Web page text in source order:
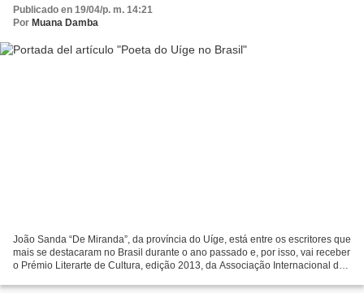
Publicado en 19/04/p. m. 14:21
Por Muana Damba
João Sanda “De Miranda”, da província do Uíge, está entre os escritores que
mais se destacaram no Brasil durante o ano passado e, por isso, vai receber
o Prémio Literarte de Cultura, edição 2013, da Associação Internacional de